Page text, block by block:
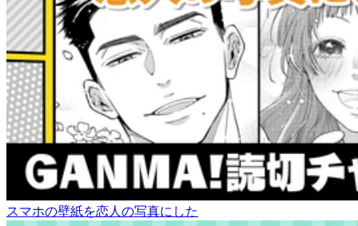
スマホの壁紙を恋人の写真にした